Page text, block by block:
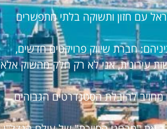
בישראל עם חזון ותשוקה בלתי מתפשרים
חברת שיווק פרויקטים חדשים,
עירונית, אני לא רק חלק מהשוק אלא
מחויב להובלת הסטנדרטים הגבוהים